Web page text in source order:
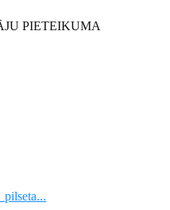
PIETEIKUMA